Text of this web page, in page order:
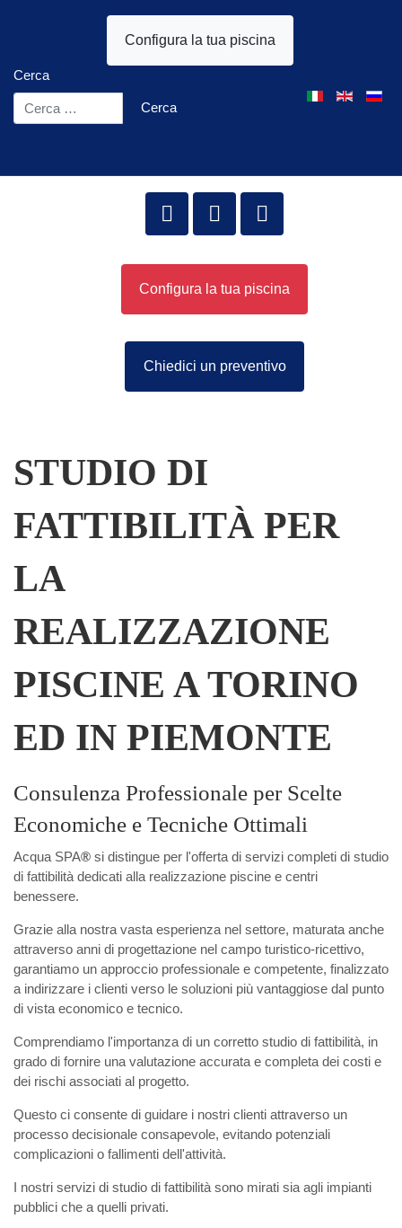
Configura la tua piscina
Cerca
Cerca
Seleziona la tua
Configura la tua piscina
Chiedici un preventivo
STUDIO DI
FATTIBILITÀ PER
LA
REALIZZAZIONE
PISCINE A TORINO
ED IN PIEMONTE
Consulenza Professionale per Scelte
Economiche e Tecniche Ottimali
Acqua SPA® si distingue per l'offerta di servizi completi di studio
di fattibilità dedicati alla realizzazione piscine e centri
benessere.
Grazie alla nostra vasta esperienza nel settore, maturata anche
attraverso anni di progettazione nel campo turistico-ricettivo,
garantiamo un approccio professionale e competente, finalizzato
a indirizzare i clienti verso le soluzioni più vantaggiose dal punto
di vista economico e tecnico.
Comprendiamo l'importanza di un corretto studio di fattibilità, in
grado di fornire una valutazione accurata e completa dei costi e
dei rischi associati al progetto.
Questo ci consente di guidare i nostri clienti attraverso un
processo decisionale consapevole, evitando potenziali
complicazioni o fallimenti dell'attività.
I nostri servizi di studio di fattibilità sono mirati sia agli impianti
pubblici che a quelli privati.